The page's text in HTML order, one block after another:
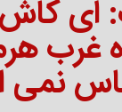
ای
غرب
نمی